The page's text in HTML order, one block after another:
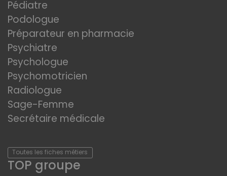
Pédiatre
Podologue
Préparateur en pharmacie
Psychiatre
Psychologue
Psychomotricien
Radiologue
Sage-Femme
Secrétaire médicale
Toutes les fiches métiers
TOP groupe